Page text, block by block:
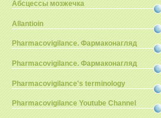
Абсцессы мозжечка
Allantioin
Pharmacovigilance. Фармаконагляд
Pharmacovigilance. Фармаконагляд
Pharmacovigilance's terminology
Pharmacovigilance Youtube Channel